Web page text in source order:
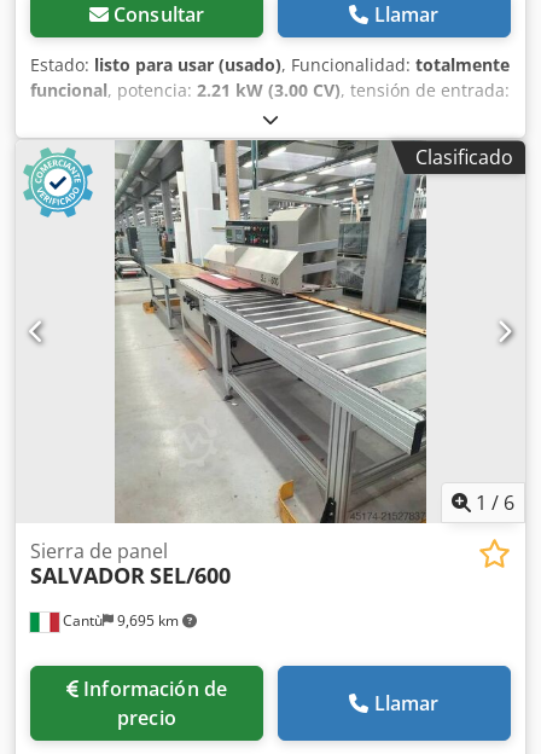
Consultar Llamar
Estado: listo para usar (usado), Funcionalidad: totalmente
funcional, potencia: 2.21 kW (3.00 CV), tensión de entrada:
, anchura de corte (máx.):
hoja de sierra:300 mm, Sierra circular radial DeWalt para
madera, metales ligeros y plásticos, con disco de 300 mm,
3 CV (380 V trifásica), ajustable e inclinable. La unidad
motor-disco se desplaza 900 mm en el brazo superior, que
es ajustable en altura y puede girar hacia la izquierda y
hacia la derecha. Codpfjzl Hfujx Acnerf Máquina usada, en
perfecto estado de funcionamiento, con base incluida.
Clasificado
1 / 6
Cantù 9,695 km
Sierra de panel
SALVADORSEL/600
Información de
precio
Llamar